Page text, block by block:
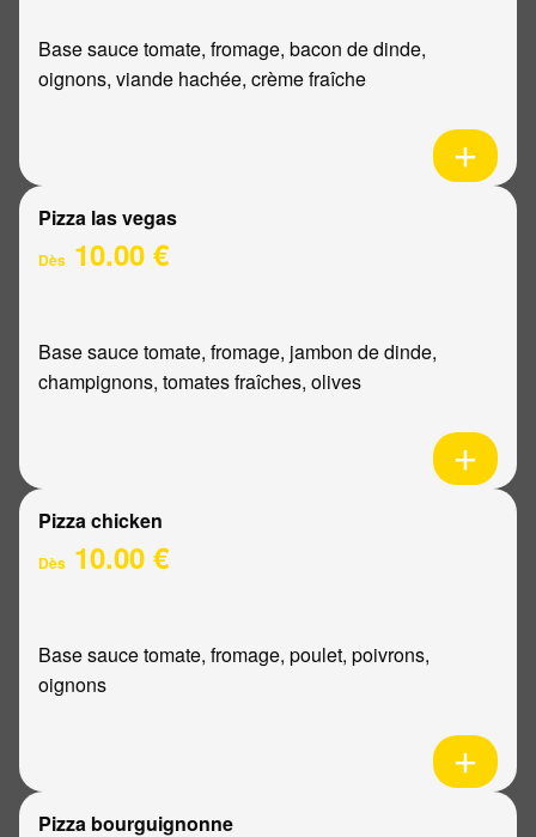
Base sauce tomate, fromage, bacon de dinde,
oignons, viande hachée, crème fraîche
Pizza las vegas
Dès 10.00 €
Base sauce tomate, fromage, jambon de dinde,
champignons, tomates fraîches, olives
Pizza chicken
Dès 10.00 €
Base sauce tomate, fromage, poulet, poivrons,
oignons
Pizza bourguignonne